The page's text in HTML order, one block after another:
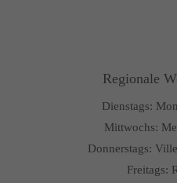
Regionale
Dienstags:
Mittwochs:
Donnerstags:
Freitags: